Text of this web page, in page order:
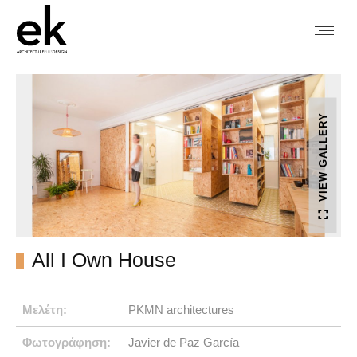
VIEW GALLERY
All I Own House
Μελέτη: PKMN architectures
Φωτογράφηση: Javier de Paz García